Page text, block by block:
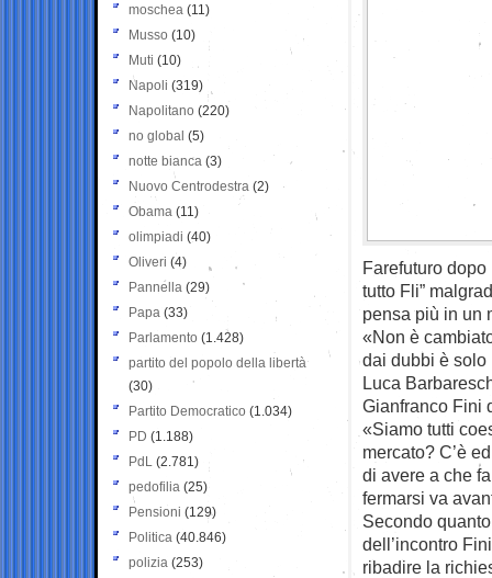
Farefuturo
tutto Fli”
pensa più in un
«Non è
dai dubbi è solo
Luca
Gianfranco Fini
«Siamo tutti
mercato? C’è
di avere a che
fermarsi va
Secondo
dell’incontro
ribadire la
moschea (11)
Musso (10)
Muti (10)
Napoli (319)
Napolitano (220)
no global (5)
notte bianca (3)
Nuovo Centrodestra (2)
Obama (11)
olimpiadi (40)
Oliveri (4)
Pannella (29)
Papa (33)
Parlamento (1.428)
partito del popolo della libertà
(30)
Partito Democratico (1.034)
PD (1.188)
PdL (2.781)
pedofilia (25)
Pensioni (129)
Politica (40.846)
polizia (253)